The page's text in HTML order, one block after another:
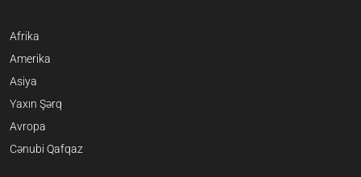
Afrika
Amerika
Asiya
Yaxın Şərq
Avropa
Cənubi Qafqaz